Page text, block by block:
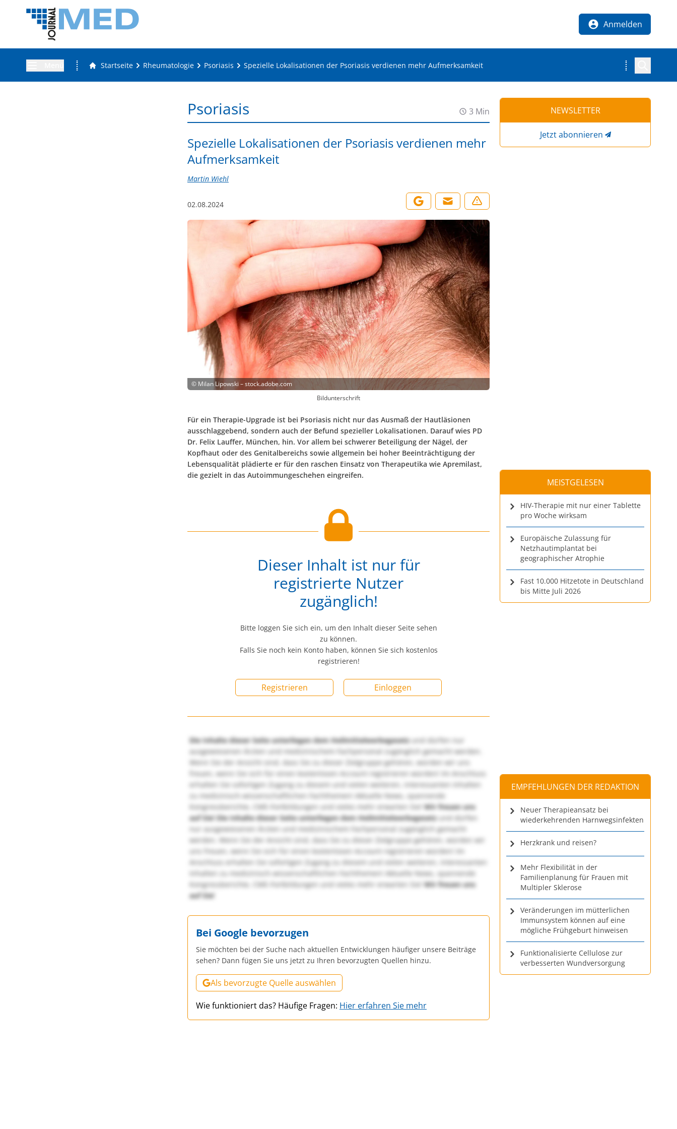
Anmelden
Startseite Rheumatologie Psoriasis Spezielle Lokalisationen der Psoriasis verdienen mehr Aufmerksamkeit
Psoriasis 3 Min
Spezielle Lokalisationen der Psoriasis verdienen mehr
Aufmerksamkeit
Martin Wiehl
02.08.2024
© Milan Lipowski – stock.adobe.com
Bildunterschrift
Für ein Therapie-Upgrade ist bei Psoriasis nicht nur das Ausmaß der Hautläsionen
ausschlaggebend, sondern auch der Befund spezieller Lokalisationen. Darauf wies PD
Dr. Felix Lauffer, München, hin. Vor allem bei schwerer Beteiligung der Nägel, der
Kopfhaut oder des Genitalbereichs sowie allgemein bei hoher Beeinträchtigung der
Lebensqualität plädierte er für den raschen Einsatz von Therapeutika wie Apremilast,
die gezielt in das Autoimmungeschehen eingreifen.
Dieser Inhalt ist nur für
registrierte Nutzer
zugänglich!
Bitte loggen Sie sich ein, um den Inhalt dieser Seite sehen
zu können.
Falls Sie noch kein Konto haben, können Sie sich kostenlos
registrieren!
Registrieren Einloggen
Die Inhalte dieser Seite unterliegen dem Heilmittelwerbegesetzund dürfen nur
ausgewiesenen Ärzten und medizinischem Fachpersonal zugänglich gemacht werden.
Wenn Sie der Ansicht sind, dass Sie zu dieser Zielgruppe gehören, würden wir uns
freuen, wenn Sie sich für einen kostenlosen Account registrieren würden! Im Anschluss
erhalten Sie sofortigen Zugang zu diesem und vielen weiteren, interessanten Inhalten
zu medizinisch-wissenschaftlichen Fachthemen! Aktuelle News, spannende
Kongressberichte, CME-Fortbildungen und vieles mehr erwarten Sie!Wir freuen uns
auf Sie! Die Inhalte dieser Seite unterliegen dem Heilmittelwerbegesetzund dürfen
nur ausgewiesenen Ärzten und medizinischem Fachpersonal zugänglich gemacht
werden. Wenn Sie der Ansicht sind, dass Sie zu dieser Zielgruppe gehören, würden wir
uns freuen, wenn Sie sich für einen kostenlosen Account registrieren würden! Im
Anschluss erhalten Sie sofortigen Zugang zu diesem und vielen weiteren, interessanten
Inhalten zu medizinisch-wissenschaftlichen Fachthemen! Aktuelle News, spannende
Kongressberichte, CME-Fortbildungen und vieles mehr erwarten Sie! Wir freuen uns
auf Sie!
Bei Google bevorzugen
Sie möchten bei der Suche nach aktuellen Entwicklungen häufiger unsere Beiträge
sehen? Dann fügen Sie uns jetzt zu Ihren bevorzugten Quellen hinzu.
Als bevorzugte Quelle auswählen
Wie funktioniert das? Häufige Fragen: Hier erfahren Sie mehr
NEWSLETTER
Jetzt abonnieren
MEISTGELESEN
HIV-Therapie mit nur einer Tablette
pro Woche wirksam
Europäische Zulassung für
Netzhautimplantat bei
geographischer Atrophie
Fast 10.000 Hitzetote in Deutschland
bis Mitte Juli 2026
EMPFEHLUNGEN DER REDAKTION
Neuer Therapieansatz bei
wiederkehrenden Harnwegsinfekten
Herzkrank und reisen?
Mehr Flexibilität in der
Familienplanung für Frauen mit
Multipler Sklerose
Veränderungen im mütterlichen
Immunsystem können auf eine
mögliche Frühgeburt hinweisen
Funktionalisierte Cellulose zur
verbesserten Wundversorgung